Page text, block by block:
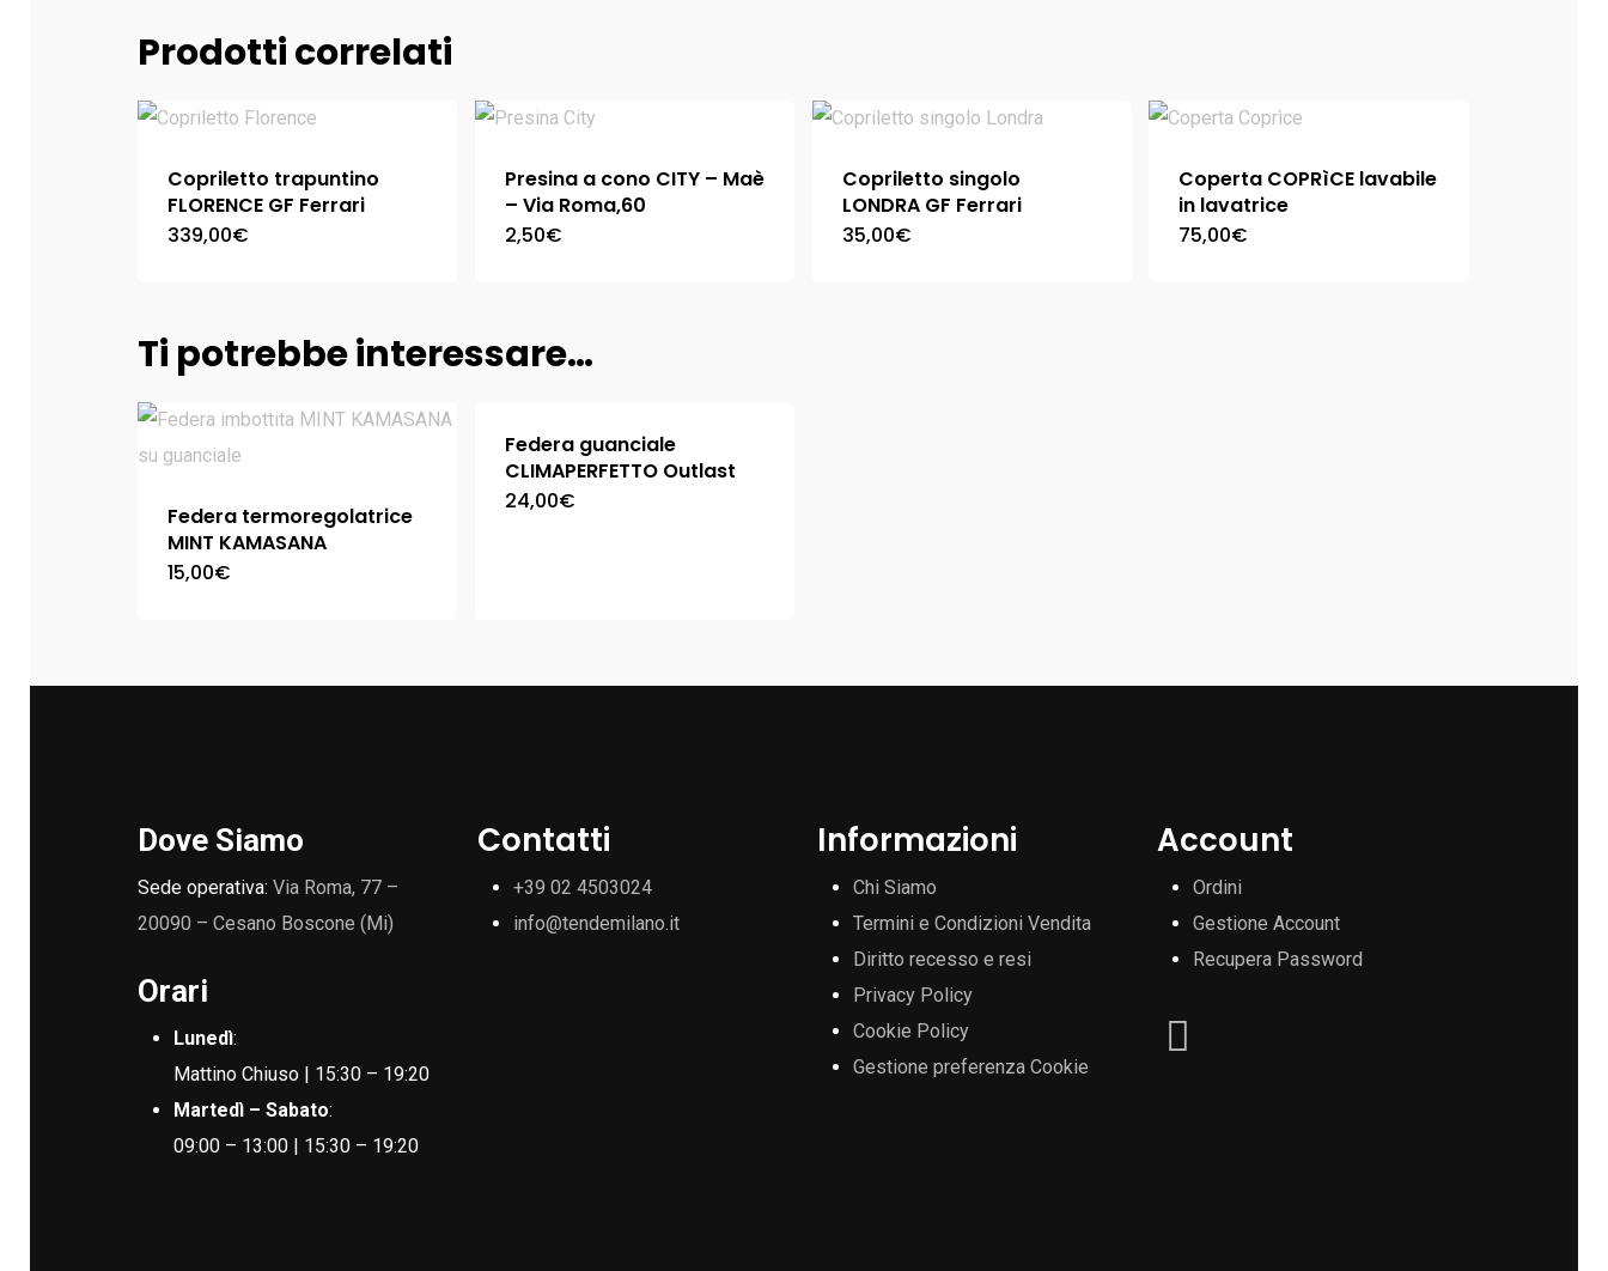
Prodotti correlati
Copriletto trapuntino
FLORENCE GF Ferrari
339,00€
Presina a cono CITY – Maè
– Via Roma,60
2,50€
Copriletto singolo
LONDRA GF Ferrari
35,00€
Coperta COPRìCE lavabile
in lavatrice
75,00€
Ti potrebbe interessare…
Federa termoregolatrice
MINT KAMASANA
15,00€
Federa guanciale
CLIMAPERFETTO Outlast
24,00€
Dove Siamo
Sede operativa:Via Roma, 77 –
20090 – Cesano Boscone (Mi)
Orari
Lunedì:
Mattino Chiuso | 15:30 – 19:20
Martedì – Sabato:
09:00 – 13:00 | 15:30 – 19:20
Contatti
+39 02 4503024
info@tendemilano.it
Informazioni
Chi Siamo
Termini e Condizioni Vendita
Diritto recesso e resi
Privacy Policy
Cookie Policy
Gestione preferenza Cookie
Account
Ordini
Gestione Account
Recupera Password